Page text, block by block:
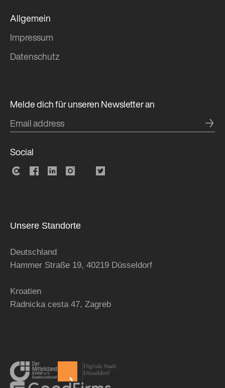
Melde dich für unseren Newsletter an
→
Social
Unsere Standorte
Deutschland
Hammer Straße 19, 40219 Düsseldorf
Kroatien
Radnicka cesta 47, Zagreb
Allgemein
Impressum
Daten­schutz